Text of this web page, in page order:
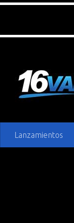
Lanzamientos